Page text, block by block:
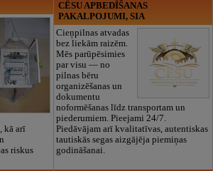
kā arī
riskus
CĒSU APBEDĪŠANAS
PAKALPOJUMI, SIA
Cieņpilnas atvadas
bez liekām raizēm.
Mēs parūpēsimies
par visu — no
pilnas bēru
organizēšanas un
dokumentu
noformēšanas līdz transportam un
piederumiem. Pieejami 24/7.
Piedāvājam arī kvalitatīvas, autentiskas
tautiskās segas aizgājēja piemiņas
godināšanai.